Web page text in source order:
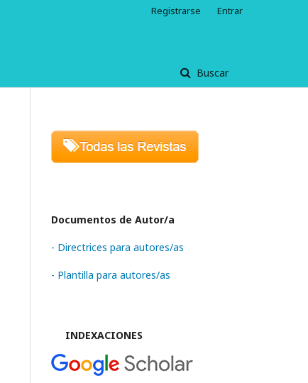
Buscar
Registrarse Entrar
Documentos de Autor/a
- Directrices para autores/as
- Plantilla para autores/as
INDEXACIONES